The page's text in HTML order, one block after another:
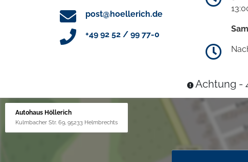
post@hoellerich.de
+49 92 52 / 99 77-0
Achtung -
Autohaus Höllerich
Kulmbacher Str. 69, 95233 Helmbrechts